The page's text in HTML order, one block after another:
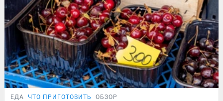
ЕДА ЧТО ПРИГОТОВИТЬ ОБЗОР